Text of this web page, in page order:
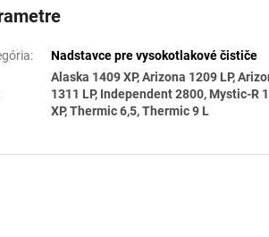
: Nadstavce pre vysokotlakové čističe
Alaska 1409 XP, Arizona 1209 LP,
1311 LP, Independent 2800, Mystic-R
XP, Thermic 6,5, Thermic 9 L